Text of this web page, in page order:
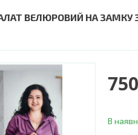
ВЕЛЮРОВИЙ НА
В